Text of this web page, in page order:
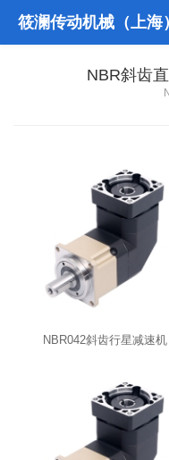
筱澜传动机械（上海
NBR斜齿
NBR042斜齿行星减速机